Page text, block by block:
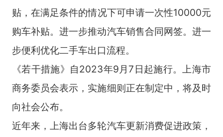
贴，在满足条件的情况下可申请一次性10000元
购车补贴。进一步推动汽车销售合同网签。进一
步便利优化二手车出口流程。
《若干措施》自2023年9月7日起施行。上海市
商务委员会表示，实施细则正在制定中，将及时
向社会公布。
近年来，上海出台多轮汽车更新消费促进政策，